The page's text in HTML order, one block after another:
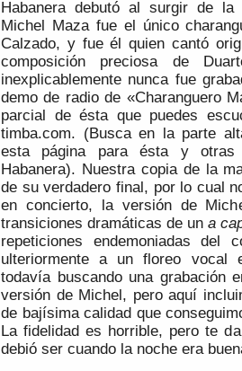
Habanera debutó al surgir de
Michel Maza fue el único
Calzado, y fue él quien cantó
composición preciosa de
inexplicablemente nunca fue
demo de radio de «Charanguero
parcial de ésta que puedes
timba.com. (Busca en la parte
esta página para ésta y otras
Habanera). Nuestra copia de la
de su verdadero final, por lo cual
en concierto, la versión de
transiciones dramáticas de una
repeticiones endemoniadas del
ulteriormente a un floreo vocal
todavía buscando una grabación
versión de Michel, pero aquí
de bajísima calidad que
La fidelidad es horrible, pero te
debió ser cuando la noche era